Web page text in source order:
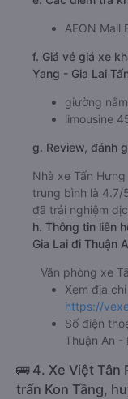
AEON Mall
f. Giá vé giá xe
Yang - Gia Lai
giường
limousine
g. Review, đánh
Nhà xe Tấn
trung bình là 4.7/
đã trải nghiệm
h. Thông tin liên
Gia Lai đi Thuận
Văn phòng xe
Xem địa
https://
Số điện
Thuận An -
🚌 4. Xe Việt Tân
trấn Kon Tầng,